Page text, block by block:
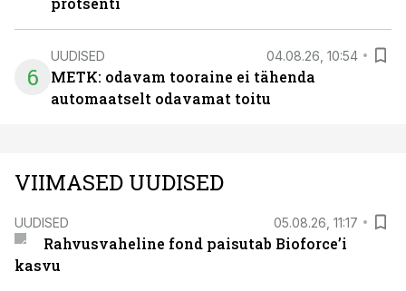
6
UUDISED 04.08.26, 10:54
METK: odavam tooraine ei tähenda
automaatselt odavamat toitu
VIIMASED UUDISED
UUDISED 05.08.26, 11:17
Rahvusvaheline fond paisutab Bioforce’i
kasvu